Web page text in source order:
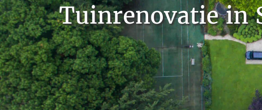
Tuinrenovatie in